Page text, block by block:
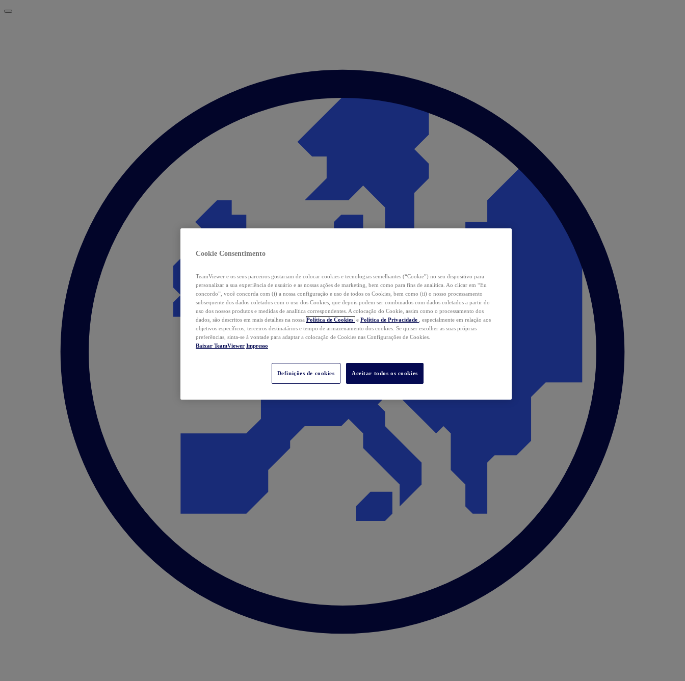
Cookie Consentimento
TeamViewer e os seus parceiros gostariam de colocar cookies e tecnologias semelhantes (“Cookie”) no seu dispositivo para
personalizar a sua experiência de usuário e as nossas ações de marketing, bem como para fins de analítica. Ao clicar em “Eu
concordo”, você concorda com (i) a nossa configuração e uso de todos os Cookies, bem como (ii) o nosso processamento
subsequente dos dados coletados com o uso dos Cookies, que depois podem ser combinados com dados coletados a partir do
uso dos nossos produtos e medidas de analítica correspondentes. A colocação do Cookie, assim como o processamento dos
dados, são descritos em mais detalhes na nossa Política de Cookies e Política de Privacidade
, especialmente em relação aos
objetivos específicos, terceiros destinatários e tempo de armazenamento dos cookies. Se quiser escolher as suas próprias
preferências, sinta-se à vontade para adaptar a colocação de Cookies nas Configurações de Cookies.
Baixar TeamViewer Impresso
Definições de cookies Aceitar todos os cookies